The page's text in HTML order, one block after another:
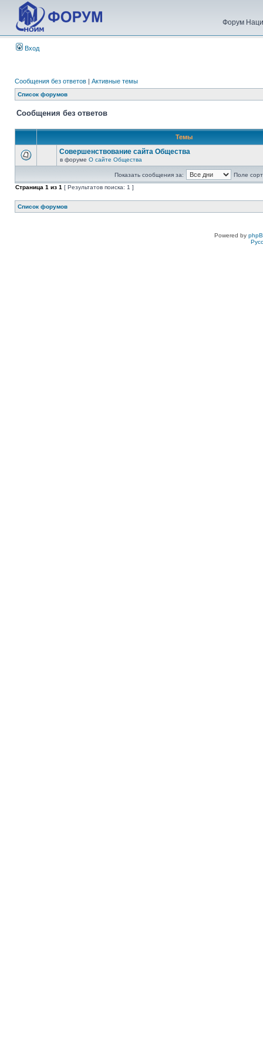
Форум
Вход
Сообщения без ответов | Активные темы
Список форумов
Сообщения без ответов
Темы
Совершенствование сайта Общества
в форуме О сайте Общества
Показать сообщения за:
Поле
Страница 1 из 1 [ Результатов поиска: 1 ]
Список форумов
Powered by